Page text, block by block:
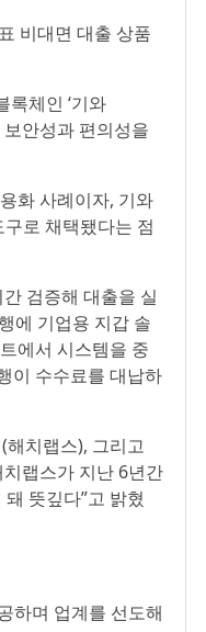
비대면 대출 상품
체인 ‘기와
안성과 편의성을
화 사례이자, 기와
로 채택됐다는 점
검증해 대출을 실
에 기업용 지갑 솔
에서 시스템을 중
이 수수료를 대납하
해치랩스), 그리고
랩스가 지난 6년간
뜻깊다”고 밝혔
하며 업계를 선도해